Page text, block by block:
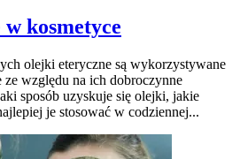
kosmetyce
olejki eteryczne są wykorzystywane
ze względu na ich dobroczynne
sposób uzyskuje się olejki, jakie
je stosować w codziennej...